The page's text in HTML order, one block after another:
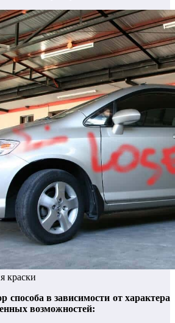
краски
способа в зависимости от характера
возможностей: